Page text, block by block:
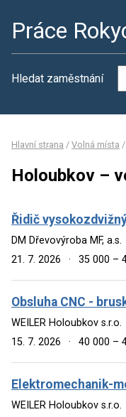
Práce
Hledat zaměstnání
Hlavní strana / Volná místa /
Holoubkov –
Řidič
DM Dřevovýroba MF, a.s.
21. 7. 2026
· 35 000 –
Obsluha CNC -
WEILER Holoubkov s.r.o.
15. 7. 2026
· 40 000 –
Elektromechanik-
WEILER Holoubkov s.r.o.